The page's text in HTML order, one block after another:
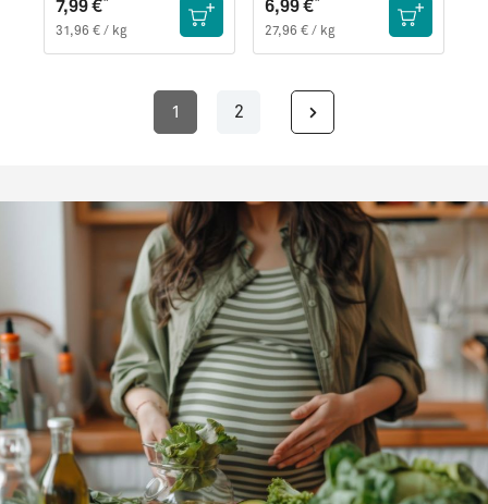
7,99 €
31,96 € / kg
6,99 €
27,96 € / kg
Seite
1
2